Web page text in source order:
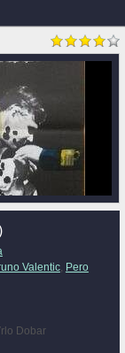
Valentic, Pero
Dobar